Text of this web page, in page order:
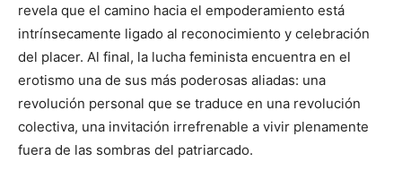
revela que el camino hacia el empoderamiento está
intrínsecamente ligado al reconocimiento y celebración
del placer. Al final, la lucha feminista encuentra en el
erotismo una de sus más poderosas aliadas: una
revolución personal que se traduce en una revolución
colectiva, una invitación irrefrenable a vivir plenamente
fuera de las sombras del patriarcado.